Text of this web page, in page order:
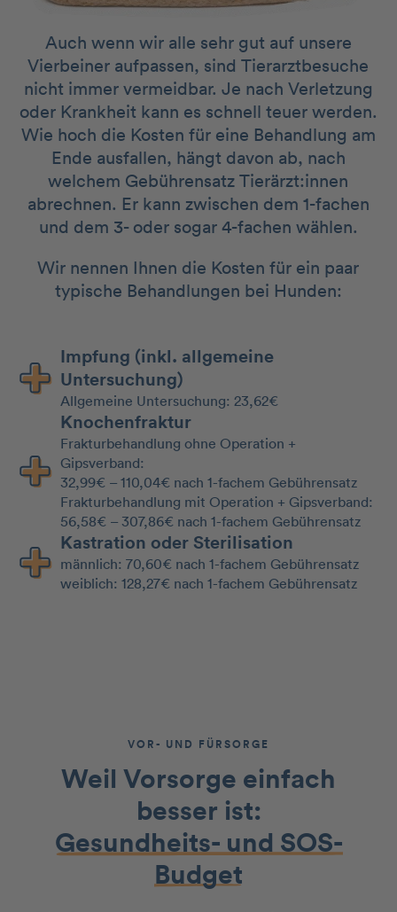
Auch wenn wir alle sehr gut auf unsere
Vierbeiner aufpassen, sind Tierarztbesuche
nicht immer vermeidbar. Je nach Verletzung
oder Krankheit kann es schnell teuer werden.
Wie hoch die Kosten für eine Behandlung am
Ende ausfallen, hängt davon ab, nach
welchem Gebührensatz Tierärzt:innen
abrechnen. Er kann zwischen dem 1-fachen
und dem 3- oder sogar 4-fachen wählen.
Wir nennen Ihnen die Kosten für ein paar
typische Behandlungen bei Hunden:
Impfung (inkl. allgemeine
Untersuchung)
Allgemeine Untersuchung: 23,62€
Knochenfraktur
Frakturbehandlung ohne Operation +
Gipsverband:
32,99€ – 110,04€ nach 1-fachem Gebührensatz
Frakturbehandlung mit Operation + Gipsverband:
56,58€ – 307,86€ nach 1-fachem Gebührensatz
Kastration oder Sterilisation
männlich: 70,60€ nach 1-fachem Gebührensatz
weiblich: 128,27€ nach 1-fachem Gebührensatz
VOR- UND FÜRSORGE
Weil Vorsorge einfach
besser ist:
Gesundheits- und SOS-
Budget